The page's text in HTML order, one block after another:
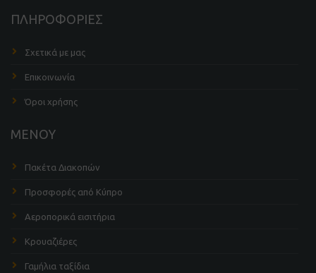
ΠΛΗΡΟΦΟΡΙΕΣ
Σχετικά με μας
Επικοινωνία
Όροι χρήσης
ΜΕΝΟΥ
Πακέτα Διακοπών
Προσφορές από Κύπρο
Αεροπορικά εισιτήρια
Κρουαζιέρες
Γαμήλια ταξίδια